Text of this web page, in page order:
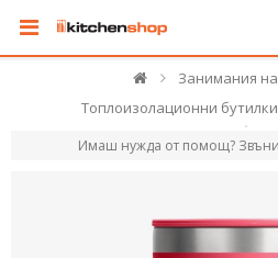
Занимания
Топлоизолационни
Имаш нужда от помощ?